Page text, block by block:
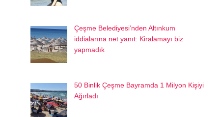
Çeşme Belediyesi’nden Altınkum
iddialarına net yanıt: Kiralamayı biz
yapmadık
50 Binlik Çeşme Bayramda 1 Milyon Kişiyi
Ağırladı